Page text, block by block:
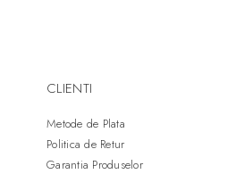
CLIENTI
Metode de Plata
Politica de Retur
Garantia Produselor